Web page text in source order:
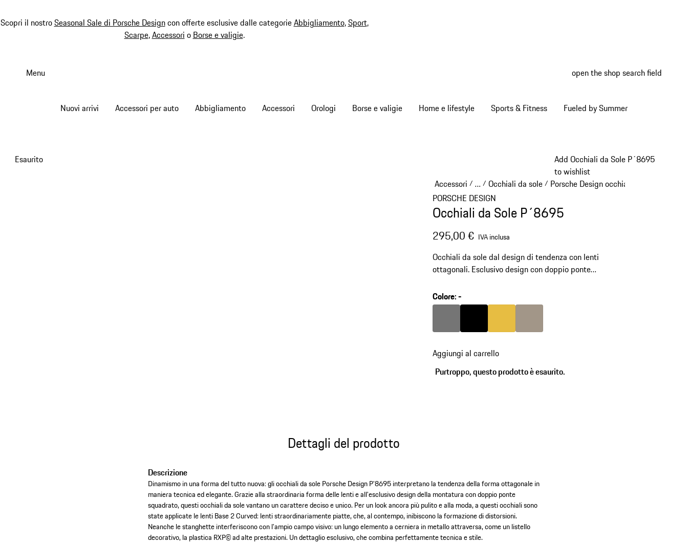
Scopri il nostroSeasonal Sale di Porsche Designcon offerte esclusive dalle categorieAbbigliamento,Sport,
Scarpe,Accessori o Borse e valigie.
Menu open the shop search field
Nuovi arrivi Accessori per auto Abbigliamento Accessori Orologi Borse e valigie Home e lifestyle Sports & Fitness Fueled by Summer
Add Occhiali da Sole P´8695
to wishlist
Esaurito
Accessori / …
Reveal collapsed breadcrumb items
/ Occhiali da sole/ Porsche Design occhiali da sole
PORSCHE DESIGN
Occhiali da Sole P´8695
295,00 € IVA inclusa
Occhiali da sole dal design di tendenza con lenti
ottagonali. Esclusivo design con doppio ponte
finitura in metallo integrata.
Colore:-
Aggiungi al carrello
Purtroppo, questo prodotto è esaurito.
Dettagli del prodotto
Descrizione
Dinamismo in una forma del tutto nuova: gli occhiali da sole Porsche Design P'8695 interpretano la tendenza della forma ottagonale in
maniera tecnica ed elegante. Grazie alla straordinaria forma delle lenti e all'esclusivo design della montatura con doppio ponte
squadrato, questi occhiali da sole vantano un carattere deciso e unico. Per un look ancora più pulito e alla moda, a questi occhiali sono
state applicate le lenti Base 2 Curved: lenti straordinariamente piatte, che, al contempo, inibiscono la formazione di distorsioni.
Neanche le stanghette interferiscono con l'ampio campo visivo: un lungo elemento a cerniera in metallo attraversa, come un listello
decorativo, la plastica RXP© ad alte prestazioni. Un dettaglio esclusivo, che combina perfettamente tecnica e stile.